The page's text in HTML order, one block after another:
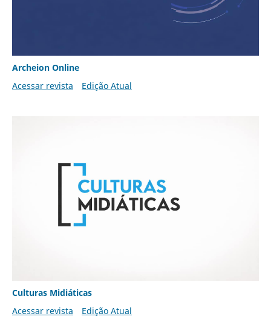
Archeion Online
Acessar revista
Edição Atual
Culturas Midiáticas
Acessar revista
Edição Atual